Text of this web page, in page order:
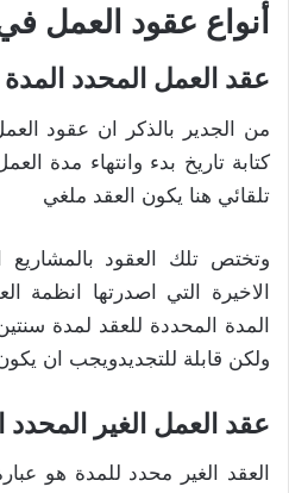
أنواع عقود العمل
عقد العمل المحدد المدة
من الجدير بالذكر ان عقود
كتابة تاريخ بدء وانتهاء مدة
تلقائي هنا يكون العقد ملغي
وتختص تلك العقود
الاخيرة التي اصدرتها انظمة
المدة المحددة للعقد لمدة
ولكن قابلة للتجديدويجب ان
عقد العمل الغير المحدد
العقد الغير محدد للمدة هو